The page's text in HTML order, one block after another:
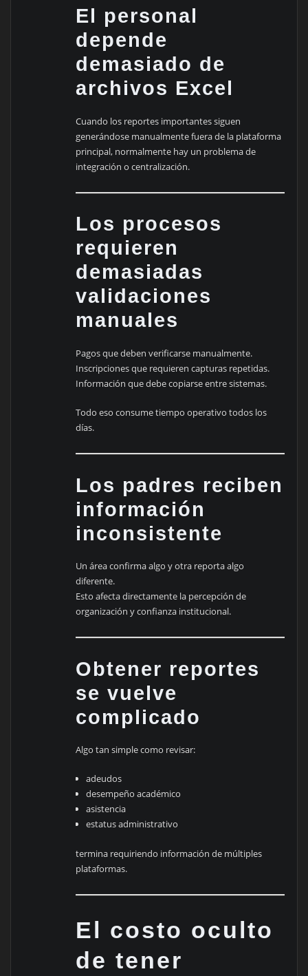
El personal
depende
demasiado de
archivos Excel
Cuando los reportes importantes siguen
generándose manualmente fuera de la plataforma
principal, normalmente hay un problema de
integración o centralización.
Los procesos
requieren
demasiadas
validaciones
manuales
Pagos que deben verificarse manualmente.
Inscripciones que requieren capturas repetidas.
Información que debe copiarse entre sistemas.
Todo eso consume tiempo operativo todos los
días.
Los padres reciben
información
inconsistente
Un área confirma algo y otra reporta algo
diferente.
Esto afecta directamente la percepción de
organización y confianza institucional.
Obtener reportes
se vuelve
complicado
Algo tan simple como revisar:
adeudos
desempeño académico
asistencia
estatus administrativo
termina requiriendo información de múltiples
plataformas.
El costo oculto
de tener